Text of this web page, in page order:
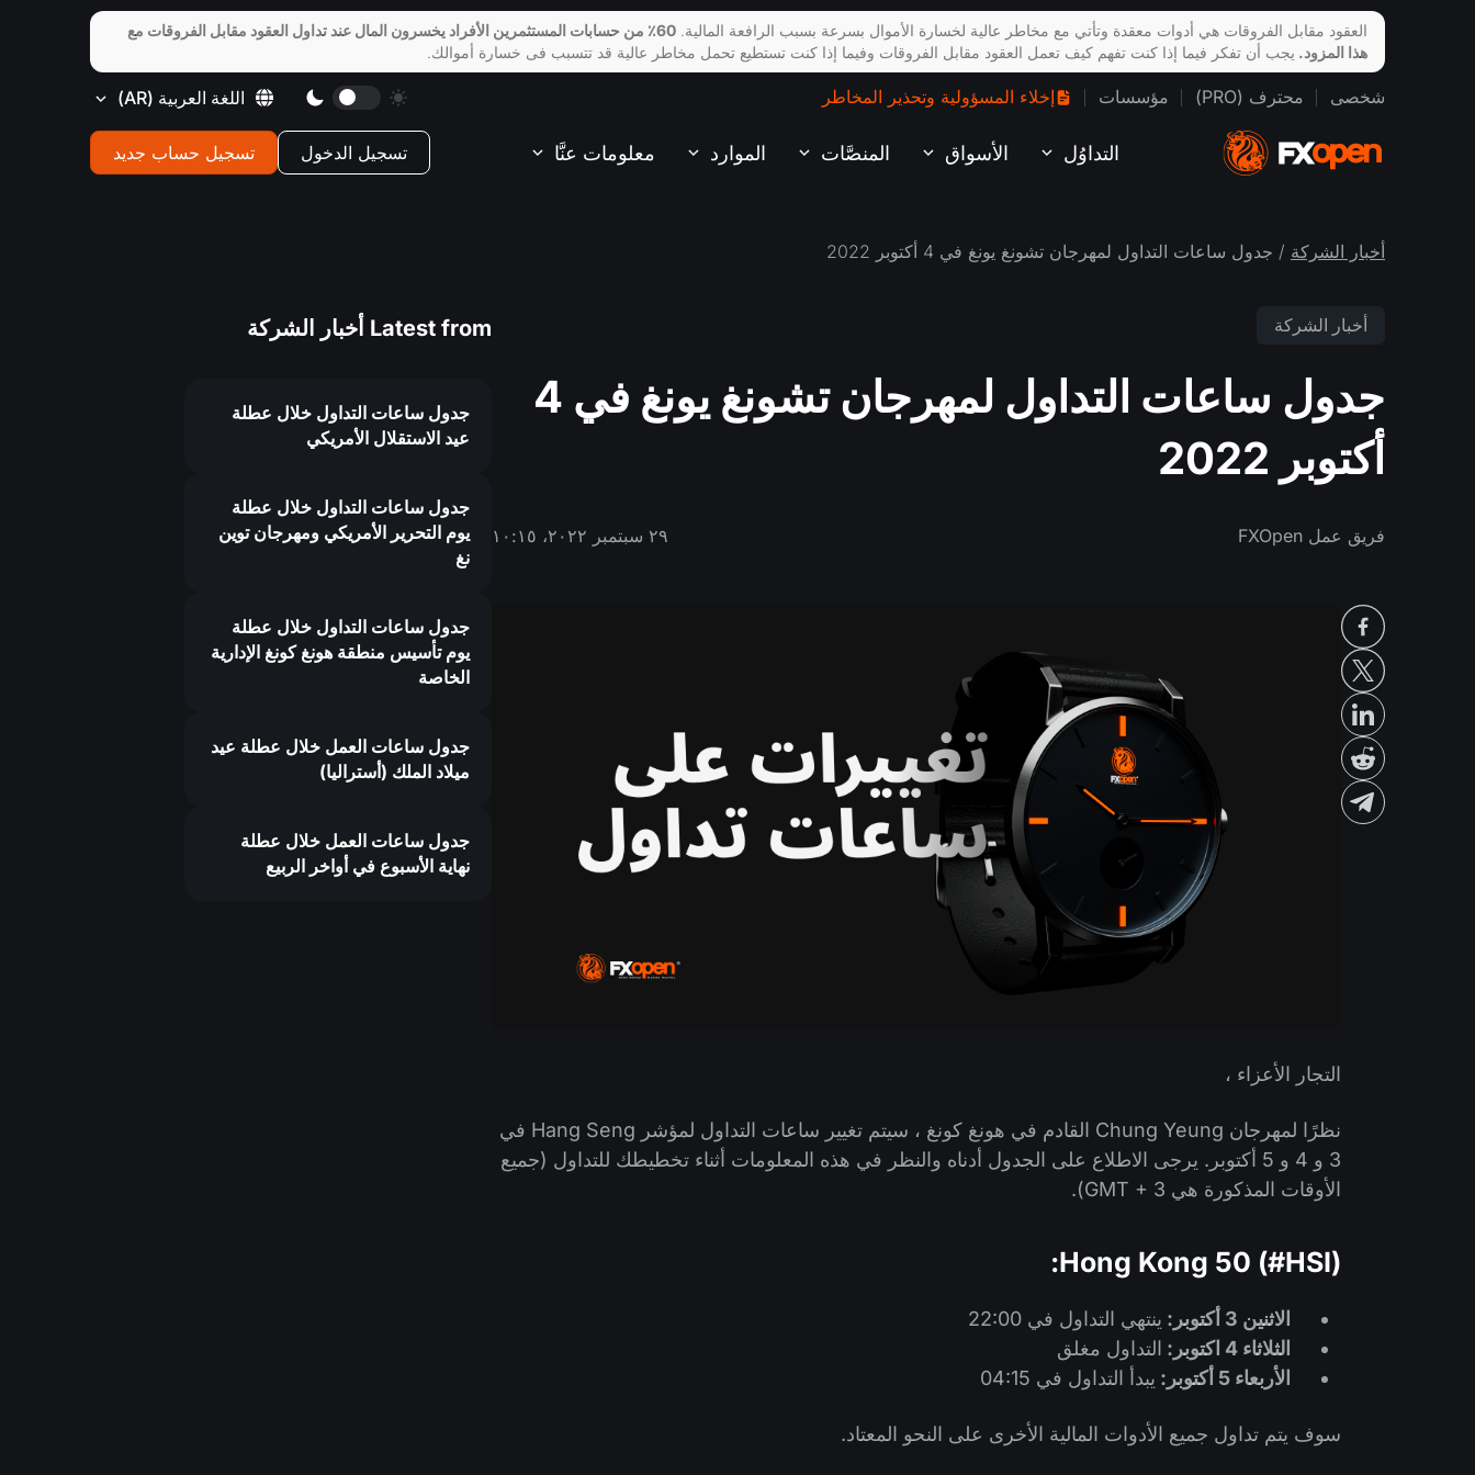
شخصى محترف (PRO) مؤسسات إخلاء المسؤولية وتحذير المخاطر اللغة العربية (AR)
التداوُل الأسواق المنصَّات الموارد معلومات عنَّا تسجيل الدخول تسجيل حساب جديد
أخبار الشركة / جدول ساعات التداول لمهرجان تشونغ يونغ في 4 أكتوبر 2022
أخبار الشركة
جدول ساعات التداول لمهرجان تشونغ يونغ في 4
أكتوبر 2022
فريق عمل FXOpen ٢٩ سبتمبر ٢٠٢٢، ١٠:١٥
التجار الأعزاء ،
نظرًا لمهرجان Chung Yeung القادم في هونغ كونغ ، سيتم تغيير ساعات التداول لمؤشر Hang Seng في
3 و 4 و 5 أكتوبر. يرجى الاطلاع على الجدول أدناه والنظر في هذه المعلومات أثناء تخطيطك للتداول (جميع
الأوقات المذكورة هي GMT + 3).
Hong Kong 50 (#HSI):
الاثنين 3 أكتوبر:
ينتهي التداول في 22:00
الثلاثاء 4 اكتوبر:
التداول مغلق
الأربعاء 5 أكتوبر:
يبدأ التداول في 04:15
سوف يتم تداول جميع الأدوات المالية الأخرى على النحو المعتاد.
Latest from أخبار الشركة
جدول ساعات التداول خلال عطلة
عيد الاستقلال الأمريكي
جدول ساعات التداول خلال عطلة
يوم التحرير الأمريكي ومهرجان توين
نغ
جدول ساعات التداول خلال عطلة
يوم تأسيس منطقة هونغ كونغ الإدارية
الخاصة
جدول ساعات العمل خلال عطلة عيد
ميلاد الملك (أستراليا)
جدول ساعات العمل خلال عطلة
نهاية الأسبوع في أواخر الربيع
العقود مقابل الفروقات هي أدوات معقدة وتأتي مع مخاطر عالية لخسارة الأموال بسرعة بسبب الرافعة المالية.
60٪ من حسابات المستثمرين الأفراد يخسرون المال عند تداول العقود مقابل الفروقات مع
هذا المزود. يجب أن تفكر فيما إذا كنت تفهم كيف تعمل العقود مقابل الفروقات وفيما إذا كنت تستطيع تحمل مخاطر عالية قد تتسبب فى خسارة أموالك.